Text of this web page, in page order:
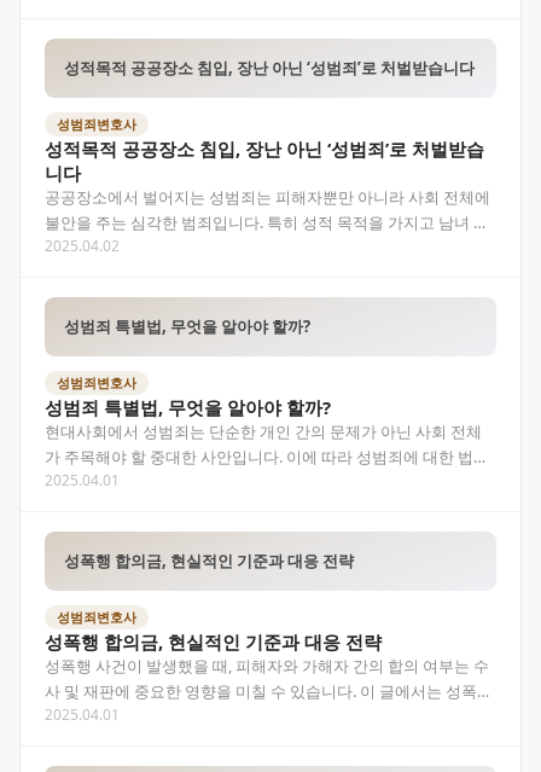
성적목적 공공장소 침입, 장난 아닌 ‘성범죄’로 처벌받습니다
성범죄변호사
성적목적 공공장소 침입, 장난 아닌 ‘성범죄’로 처벌받습
니다
공공장소에서 벌어지는 성범죄는 피해자뿐만 아니라 사회 전체에
불안을 주는 심각한 범죄입니다. 특히 성적 목적을 가지고 남녀 구
분이 명확한 장소에 몰래 들어가는 행위는 단순한 호기심…
2025.04.02
성범죄 특별법, 무엇을 알아야 할까?
성범죄변호사
성범죄 특별법, 무엇을 알아야 할까?
현대사회에서 성범죄는 단순한 개인 간의 문제가 아닌 사회 전체
가 주목해야 할 중대한 사안입니다. 이에 따라 성범죄에 대한 법적
규율도 더욱 정교하고 엄격해졌는데, 그 중심에 바로…
2025.04.01
성폭행 합의금, 현실적인 기준과 대응 전략
성범죄변호사
성폭행 합의금, 현실적인 기준과 대응 전략
성폭행 사건이 발생했을 때, 피해자와 가해자 간의 합의 여부는 수
사 및 재판에 중요한 영향을 미칠 수 있습니다. 이 글에서는 성폭행
합의금의 현실적인 범위와 결정 요인, 그리고 피…
2025.04.01